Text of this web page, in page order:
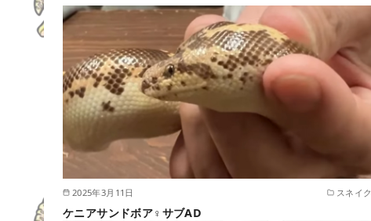
2025年3月11日 スネイク
ケニアサンドボア♀サブAD